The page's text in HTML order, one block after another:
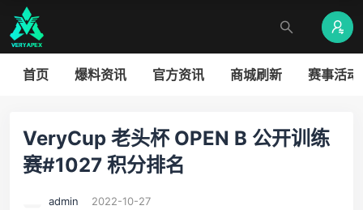
首页 爆料资讯 官方资讯 商城刷新 赛事活动
VeryCup 老头杯 OPEN B 公开训练
赛#1027 积分排名
admin 2022-10-27